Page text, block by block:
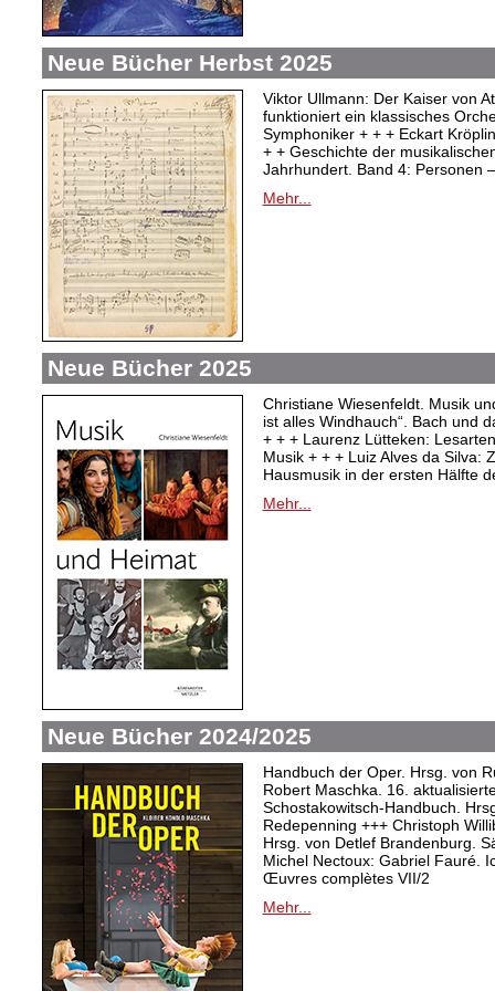
Neue Bücher Herbst 2025
Viktor Ullmann: Der Kaiser von
funktioniert ein klassisches
Symphoniker + + + Eckart
+ + Geschichte der
Jahrhundert. Band 4: Personen
Mehr...
Neue Bücher 2025
Christiane Wiesenfeldt. Musik
ist alles Windhauch“. Bach und
+ + + Laurenz Lütteken:
Musik + + + Luiz Alves da Silva:
Hausmusik in der ersten Hälfte
Mehr...
Neue Bücher 2024/2025
Handbuch der Oper. Hrsg. von
Robert Maschka. 16.
Schostakowitsch-Handbuch.
Redepenning +++ Christoph
Hrsg. von Detlef Brandenburg.
Michel Nectoux: Gabriel Fauré.
Œuvres complètes VII/2
Mehr...